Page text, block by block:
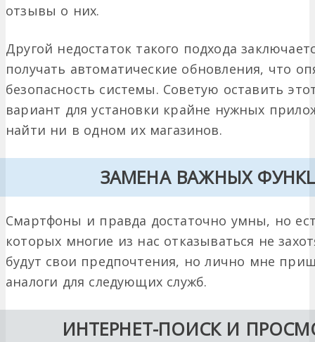
отзывы о них.
Другой недостаток такого подхода
получать автоматические обновления, что
безопасность системы. Советую оставить
вариант для установки крайне нужных
найти ни в одном их магазинов.
ЗАМЕНА ВАЖНЫХ
Смартфоны и правда достаточно умны, но
которых многие из нас отказываться не
будут свои предпочтения, но лично мне
аналоги для следующих служб.
ИНТЕРНЕТ-ПОИСК И